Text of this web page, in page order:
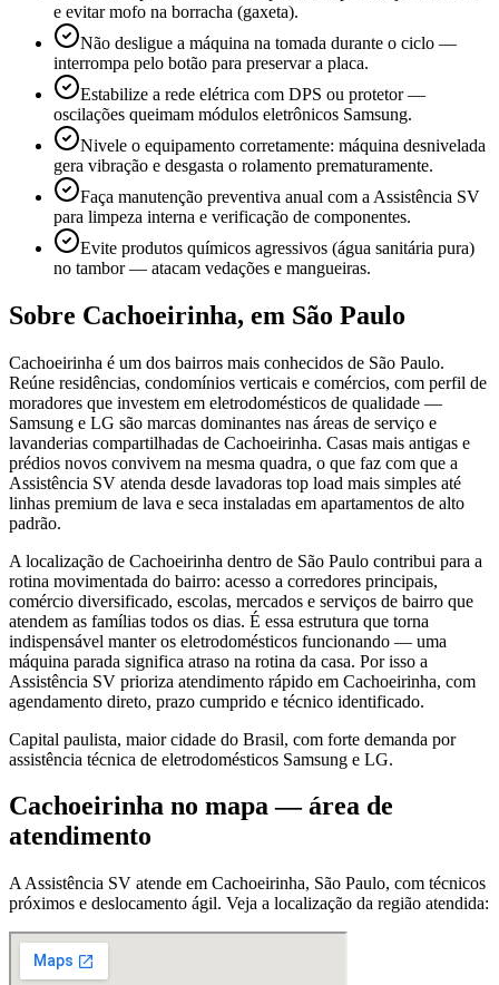
e evitar mofo na borracha (gaxeta).
Não desligue a máquina na tomada durante o ciclo —
interrompa pelo botão para preservar a placa.
Estabilize a rede elétrica com DPS ou protetor —
oscilações queimam módulos eletrônicos Samsung.
Nivele o equipamento corretamente: máquina desnivelada
gera vibração e desgasta o rolamento prematuramente.
Faça manutenção preventiva anual com a Assistência SV
para limpeza interna e verificação de componentes.
Evite produtos químicos agressivos (água sanitária pura)
no tambor — atacam vedações e mangueiras.
Sobre Cachoeirinha, em São Paulo
Cachoeirinha é um dos bairros mais conhecidos de São Paulo.
Reúne residências, condomínios verticais e comércios, com perfil de
moradores que investem em eletrodomésticos de qualidade —
Samsung e LG são marcas dominantes nas áreas de serviço e
lavanderias compartilhadas de Cachoeirinha. Casas mais antigas e
prédios novos convivem na mesma quadra, o que faz com que a
Assistência SV atenda desde lavadoras top load mais simples até
linhas premium de lava e seca instaladas em apartamentos de alto
padrão.
A localização de Cachoeirinha dentro de São Paulo contribui para a
rotina movimentada do bairro: acesso a corredores principais,
comércio diversificado, escolas, mercados e serviços de bairro que
atendem as famílias todos os dias. É essa estrutura que torna
indispensável manter os eletrodomésticos funcionando — uma
máquina parada significa atraso na rotina da casa. Por isso a
Assistência SV prioriza atendimento rápido em Cachoeirinha, com
agendamento direto, prazo cumprido e técnico identificado.
Capital paulista, maior cidade do Brasil, com forte demanda por
assistência técnica de eletrodomésticos Samsung e LG.
Cachoeirinha no mapa — área de
atendimento
A Assistência SV atende em Cachoeirinha, São Paulo, com técnicos
próximos e deslocamento ágil. Veja a localização da região atendida: